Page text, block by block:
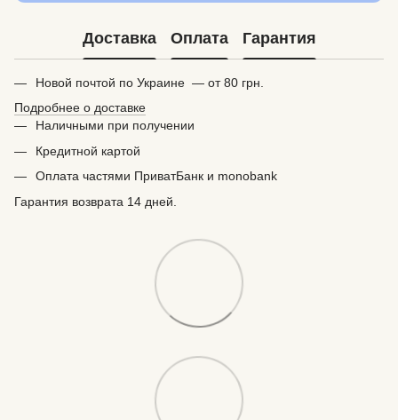
Доставка Оплата Гарантия
Новой почтой по Украине — от 80 грн.
Подробнее о доставке
Наличными при получении
Кредитной картой
Оплата частями ПриватБанк и monobank
Гарантия возврата 14 дней.